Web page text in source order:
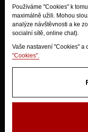
Používáme "Cookies" k
maximálně užili. Mohou
analýze návštěvnosti a ke
socialní sítě, online chat).
Vaše nastavení "Cookies" a
"Cookies".
Obchodní podmínky
Doprava
Odstoupení od kupní
V Olšinkách 1430